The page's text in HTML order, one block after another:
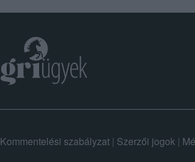
Kommentelési szabályzat| Szerzői jogok|